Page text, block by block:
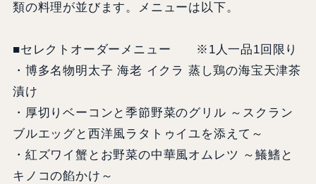
類の料理が並びます。メニューは以下。
■セレクトオーダーメニュー ※1人一品1回限り
・博多名物明太子 海老 イクラ 蒸し鶏の海宝天津茶
漬け
・厚切りベーコンと季節野菜のグリル ～スクラン
ブルエッグと西洋風ラタトゥイユを添えて～
・紅ズワイ蟹とお野菜の中華風オムレツ ～鱶鰭と
キノコの餡かけ～